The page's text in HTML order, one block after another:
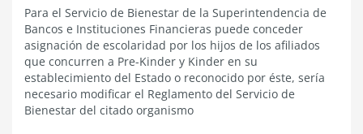
Para el Servicio de Bienestar de la Superintendencia de
Bancos e Instituciones Financieras puede conceder
asignación de escolaridad por los hijos de los afiliados
que concurren a Pre-Kinder y Kinder en su
establecimiento del Estado o reconocido por éste, sería
necesario modificar el Reglamento del Servicio de
Bienestar del citado organismo